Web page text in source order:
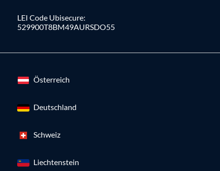
LEI Code Ubisecure:
529900T8BM49AURSDO55
Österreich
Deutschland
Schweiz
Liechtenstein